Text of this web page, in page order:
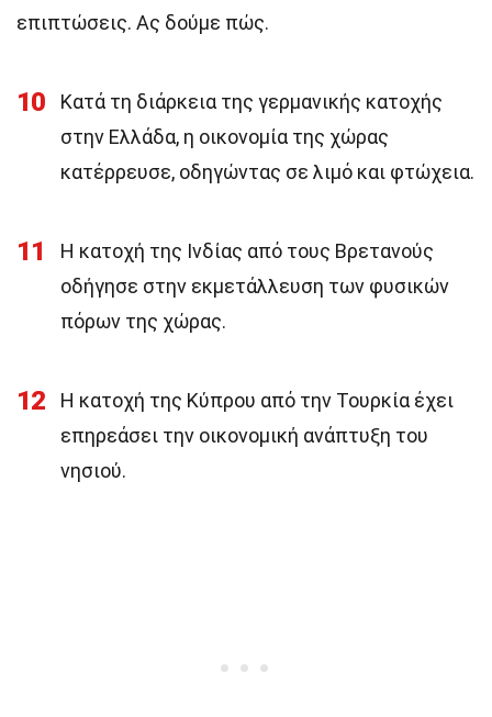
επιπτώσεις. Ας δούμε πώς.
10
Κατά τη διάρκεια της γερμανικής κατοχής
στην Ελλάδα, η οικονομία της χώρας
κατέρρευσε, οδηγώντας σε λιμό και φτώχεια.
11
Η κατοχή της Ινδίας από τους Βρετανούς
οδήγησε στην εκμετάλλευση των φυσικών
πόρων της χώρας.
12
Η κατοχή της Κύπρου από την Τουρκία έχει
επηρεάσει την οικονομική ανάπτυξη του
νησιού.